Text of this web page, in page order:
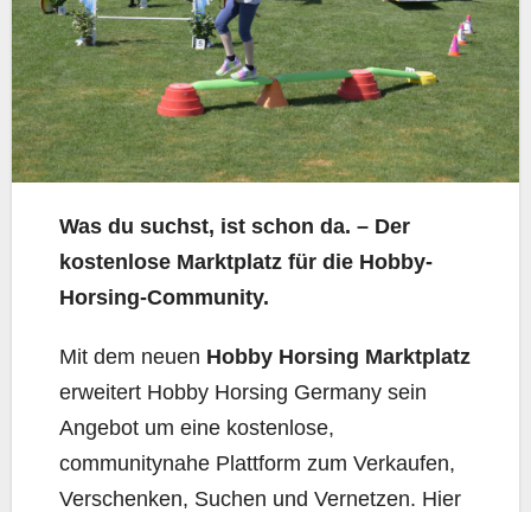
Was du suchst, ist schon da. – Der
kostenlose Marktplatz für die Hobby-
Horsing-Community.
Mit dem neuen Hobby Horsing Marktplatz
erweitert Hobby Horsing Germany sein
Angebot um eine kostenlose,
communitynahe Plattform zum Verkaufen,
Verschenken, Suchen und Vernetzen. Hier